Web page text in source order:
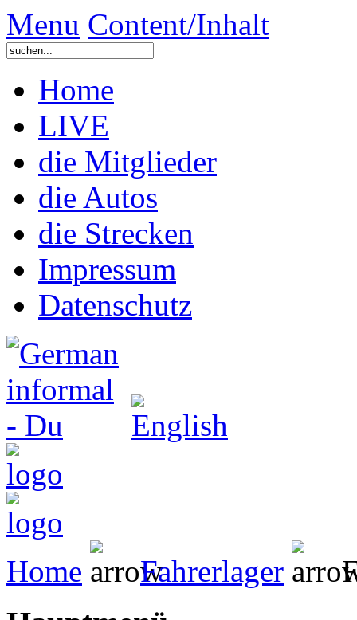
Menu Content/Inhalt
Home
LIVE
die Mitglieder
die Autos
die Strecken
Impressum
Datenschutz
Home Fahrerlager